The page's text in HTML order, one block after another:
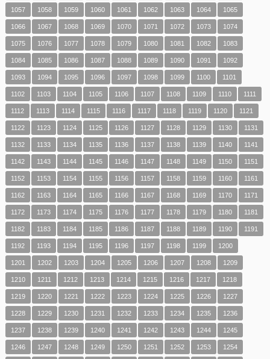
1057 1058 1059 1060 1061 1062 1063 1064 1065
1066 1067 1068 1069 1070 1071 1072 1073 1074
1075 1076 1077 1078 1079 1080 1081 1082 1083
1084 1085 1086 1087 1088 1089 1090 1091 1092
1093 1094 1095 1096 1097 1098 1099 1100 1101
1102 1103 1104 1105 1106 1107 1108 1109 1110 1111
1112 1113 1114 1115 1116 1117 1118 1119 1120 1121
1122 1123 1124 1125 1126 1127 1128 1129 1130 1131
1132 1133 1134 1135 1136 1137 1138 1139 1140 1141
1142 1143 1144 1145 1146 1147 1148 1149 1150 1151
1152 1153 1154 1155 1156 1157 1158 1159 1160 1161
1162 1163 1164 1165 1166 1167 1168 1169 1170 1171
1172 1173 1174 1175 1176 1177 1178 1179 1180 1181
1182 1183 1184 1185 1186 1187 1188 1189 1190 1191
1192 1193 1194 1195 1196 1197 1198 1199 1200
1201 1202 1203 1204 1205 1206 1207 1208 1209
1210 1211 1212 1213 1214 1215 1216 1217 1218
1219 1220 1221 1222 1223 1224 1225 1226 1227
1228 1229 1230 1231 1232 1233 1234 1235 1236
1237 1238 1239 1240 1241 1242 1243 1244 1245
1246 1247 1248 1249 1250 1251 1252 1253 1254